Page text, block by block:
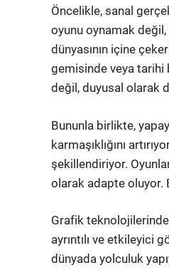
Öncelikle, sanal
oyunu oynamak değil,
dünyasının içine
gemisinde veya tarihi
değil, duyusal olarak
Bununla birlikte,
karmaşıklığını
şekillendiriyor.
olarak adapte oluyor.
Grafik
ayrıntılı ve etkileyici
dünyada yolculuk